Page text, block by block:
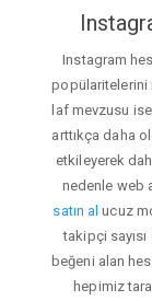
Instagram
popülaritelerini
laf mevzusu
arttıkça daha
etkileyerek
nedenle web
satın al ucuz
takipçi
beğeni alan
hepimiz